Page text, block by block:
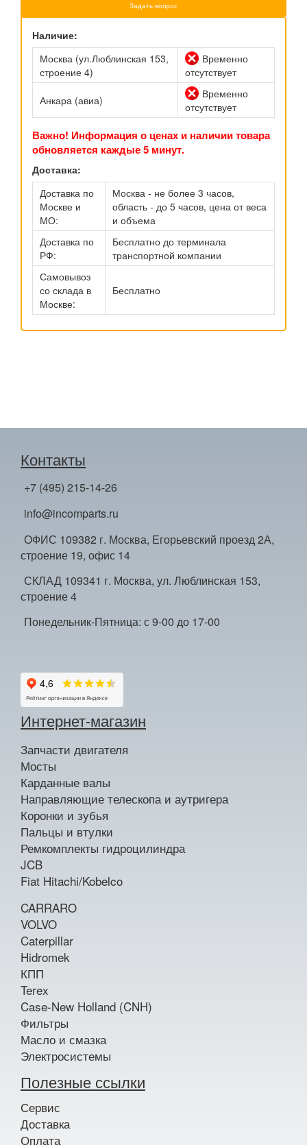
Задать вопрос
Наличие:
Москва (ул.Люблинская 153,
строение 4)
Временно
отсутствует
Анкара (авиа)
Временно
отсутствует
Важно! Информация о ценах и наличии товара
обновляется каждые 5 минут.
Доставка:
Доставка по
Москве и
МО:
Москва - не более 3 часов,
область - до 5 часов, цена от веса
и объема
Доставка по
РФ:
Бесплатно до терминала
транспортной компании
Самовывоз
со склада в
Москве:
Бесплатно
Контакты
+7 (495) 215-14-26
info@incomparts.ru
ОФИС 109382 г. Москва, Егорьевский проезд 2А,
строение 19, офис 14
СКЛАД 109341 г. Москва, ул. Люблинская 153,
строение 4
Понедельник-Пятница: с 9-00 до 17-00
Интернет-магазин
Запчасти двигателя
Мосты
Карданные валы
Направляющие телескопа и аутригера
Коронки и зубья
Пальцы и втулки
Ремкомплекты гидроцилиндра
JCB
Fiat Hitachi/Kobelco
CARRARO
VOLVO
Caterpillar
Hidromek
КПП
Terex
Case-New Holland (CNH)
Фильтры
Масло и смазка
Электросистемы
Полезные ссылки
Сервис
Доставка
Оплата